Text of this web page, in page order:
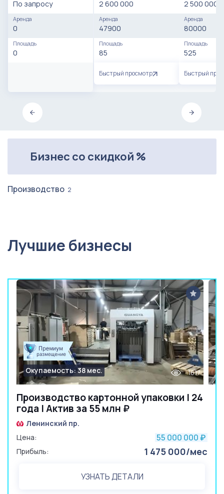
По запросу
Аренда
0
Площадь
0
2 600 000
Аренда
47900
Площадь
85
Быстрый просмотр
2 500 000
Аренда
80000
Площадь
525
Быстрый
Бизнес со скидкой %
Производство 2
Лучшие бизнесы
Производство картонной упаковки | 24
года | Актив за 55 млн ₽
Окупаемость: 38 мес. 1617
Ленинский пр.
Цена:
55 000 000 ₽
Прибыль: 1 475 000/мес
УЗНАТЬ ДЕТАЛИ